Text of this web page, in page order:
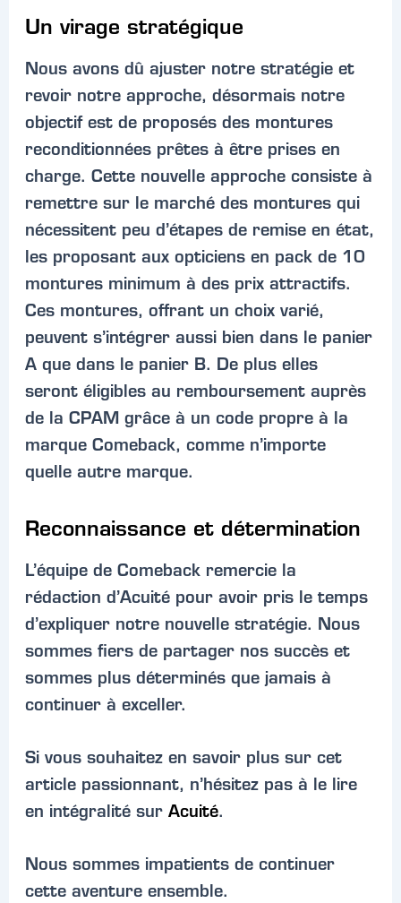
Un virage stratégique
Nous avons dû ajuster notre stratégie et
revoir notre approche, désormais notre
objectif est de proposés des montures
reconditionnées prêtes à être prises en
charge. Cette nouvelle approche consiste à
remettre sur le marché des montures qui
nécessitent peu d’étapes de remise en état,
les proposant aux opticiens en pack de 10
montures minimum à des prix attractifs.
Ces montures, offrant un choix varié,
peuvent s’intégrer aussi bien dans le panier
A que dans le panier B. De plus elles
seront éligibles au remboursement auprès
de la CPAM grâce à un code propre à la
marque Comeback, comme n’importe
quelle autre marque.
Reconnaissance et détermination
L’équipe de Comeback remercie la
rédaction d’Acuité pour avoir pris le temps
d’expliquer notre nouvelle stratégie. Nous
sommes fiers de partager nos succès et
sommes plus déterminés que jamais à
continuer à exceller.
Si vous souhaitez en savoir plus sur cet
article passionnant, n’hésitez pas à le lire
en intégralité surAcuité.
Nous sommes impatients de continuer
cette aventure ensemble.